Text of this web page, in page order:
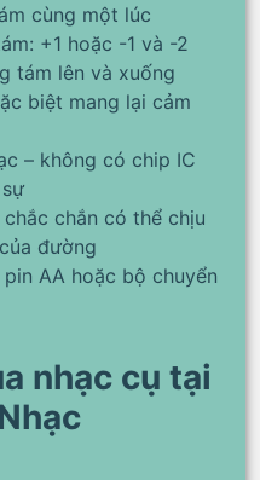
cùng một lúc
+1 hoặc -1 và -2
tám lên và xuống
biệt mang lại cảm
– không có chip IC
chắn có thể chịu
đường
AA hoặc bộ chuyển
nhạc cụ tại